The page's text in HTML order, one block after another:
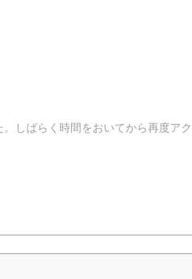
しばらく時間をおいてから再度アク